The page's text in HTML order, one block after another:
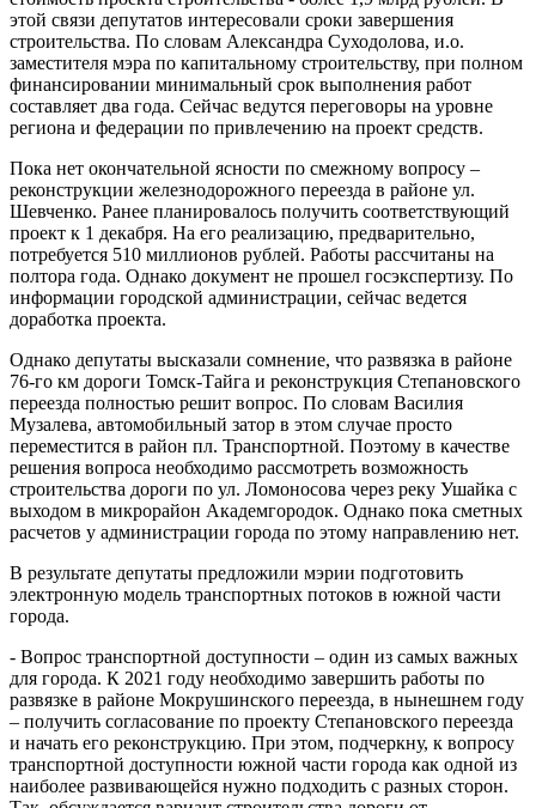
этой связи депутатов интересовали сроки завершения
строительства. По словам Александра Суходолова, и.о.
заместителя мэра по капитальному строительству, при полном
финансировании минимальный срок выполнения работ
составляет два года. Сейчас ведутся переговоры на уровне
региона и федерации по привлечению на проект средств.
Пока нет окончательной ясности по смежному вопросу –
реконструкции железнодорожного переезда в районе ул.
Шевченко. Ранее планировалось получить соответствующий
проект к 1 декабря. На его реализацию, предварительно,
потребуется 510 миллионов рублей. Работы рассчитаны на
полтора года. Однако документ не прошел госэкспертизу. По
информации городской администрации, сейчас ведется
доработка проекта.
Однако депутаты высказали сомнение, что развязка в районе
76-го км дороги Томск-Тайга и реконструкция Степановского
переезда полностью решит вопрос. По словам Василия
Музалева, автомобильный затор в этом случае просто
переместится в район пл. Транспортной. Поэтому в качестве
решения вопроса необходимо рассмотреть возможность
строительства дороги по ул. Ломоносова через реку Ушайка с
выходом в микрорайон Академгородок. Однако пока сметных
расчетов у администрации города по этому направлению нет.
В результате депутаты предложили мэрии подготовить
электронную модель транспортных потоков в южной части
города.
- Вопрос транспортной доступности – один из самых важных
для города. К 2021 году необходимо завершить работы по
развязке в районе Мокрушинского переезда, в нынешнем году
– получить согласование по проекту Степановского переезда
и начать его реконструкцию. При этом, подчеркну, к вопросу
транспортной доступности южной части города как одной из
наиболее развивающейся нужно подходить с разных сторон.